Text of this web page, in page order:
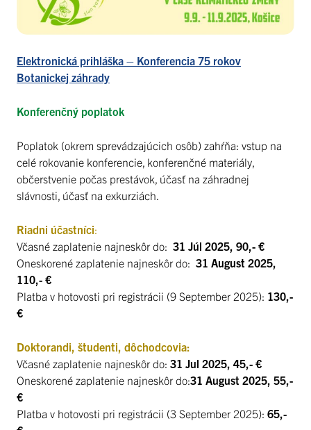
Elektronická prihláška – Konferencia 75 rokov
Botanickej záhrady
Konferenčný poplatok
Poplatok (okrem sprevádzajúcich osôb) zahŕňa: vstup na
celé rokovanie konferencie, konferenčné materiály,
občerstvenie počas prestávok, účasť na záhradnej
slávnosti, účasť na exkurziách.
Riadni účastníci:
Včasné zaplatenie najneskôr do: 31 Júl 2025, 90,- €
Oneskorené zaplatenie najneskôr do: 31 August 2025,
110,- €
Platba v hotovosti pri registrácii (9 September 2025): 130,-
€
Doktorandi, študenti, dôchodcovia:
Včasné zaplatenie najneskôr do: 31 Jul 2025, 45,- €
Oneskorené zaplatenie najneskôr do:31 August 2025, 55,-
€
Platba v hotovosti pri registrácii (3 September 2025): 65,-